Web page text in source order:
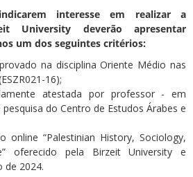
interesse em realizar a
University deverão apresentar
um dos seguintes critérios:
na disciplina Oriente Médio nas
16);
atestada por professor - em
do Centro de Estudos Árabes e
online “Palestinian History, Sociology,
oferecido pela Birzeit University e
de 2024.